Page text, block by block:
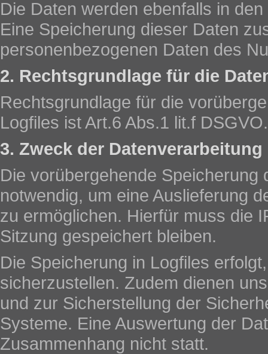
Die Daten werden ebenfalls in
Eine Speicherung dieser Daten
personenbezogenen Daten des
2. Rechtsgrundlage für die
Rechtsgrundlage für die
Logfiles ist Art.6 Abs.1 lit.f DSGVO.
3. Zweck der Datenverarbeitung
Die vorübergehende
notwendig, um eine Auslieferung
zu ermöglichen. Hierfür muss die
Sitzung gespeichert bleiben.
Die Speicherung in Logfiles
sicherzustellen. Zudem dienen
und zur Sicherstellung der
Systeme. Eine Auswertung der
Zusammenhang nicht statt.